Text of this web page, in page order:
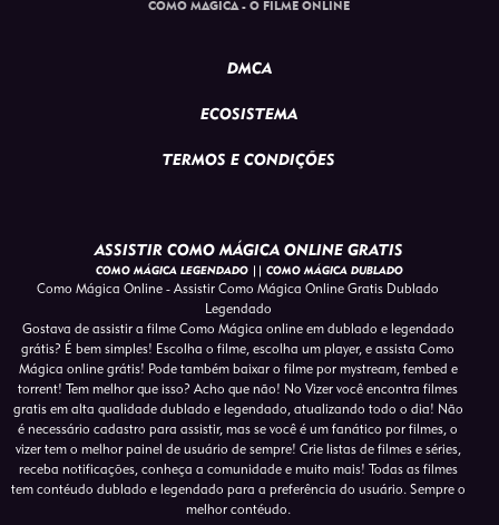
COMO MÁGICA - O FILME ONLINE
DMCA
ECOSISTEMA
TERMOS E CONDIÇÕES
ASSISTIR COMO MÁGICA ONLINE GRATIS
COMO MÁGICA LEGENDADO || COMO MÁGICA DUBLADO
Como Mágica Online - Assistir Como Mágica Online Gratis Dublado
Legendado
Gostava de assistir a filme Como Mágica online em dublado e legendado
grátis? É bem simples! Escolha o filme, escolha um player, e assista Como
Mágica online grátis! Pode também baixar o filme por mystream, fembed e
torrent! Tem melhor que isso? Acho que não! No Vizer você encontra filmes
gratis em alta qualidade dublado e legendado, atualizando todo o dia! Não
é necessário cadastro para assistir, mas se você é um fanático por filmes, o
vizer tem o melhor painel de usuário de sempre! Crie listas de filmes e séries,
receba notificações, conheça a comunidade e muito mais! Todas as filmes
tem contéudo dublado e legendado para a preferência do usuário. Sempre o
melhor contéudo.